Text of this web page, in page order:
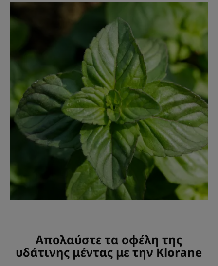
Απολαύστε τα οφέλη της
υδάτινης μέντας με την Klorane